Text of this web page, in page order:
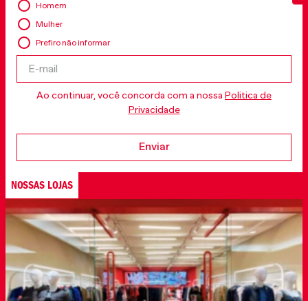
Homem
Mulher
Prefiro não informar
Ao continuar, você concorda com a nossa Politica de
Privacidade
Enviar
NOSSAS LOJAS